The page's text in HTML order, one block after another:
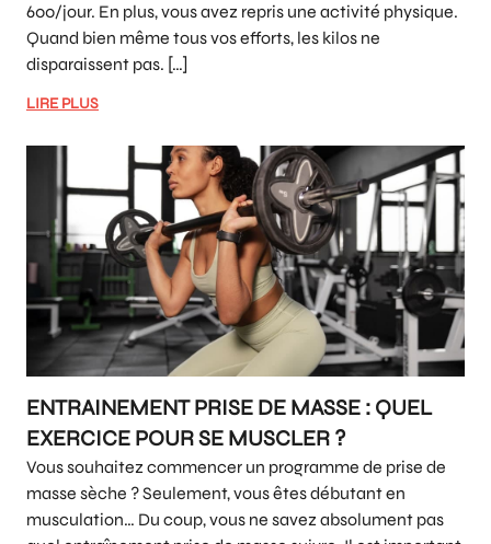
600/jour. En plus, vous avez repris une activité physique.
Quand bien même tous vos efforts, les kilos ne
disparaissent pas. […]
LIRE PLUS
ENTRAINEMENT PRISE DE MASSE : QUEL
EXERCICE POUR SE MUSCLER ?
Vous souhaitez commencer un programme de prise de
masse sèche ? Seulement, vous êtes débutant en
musculation… Du coup, vous ne savez absolument pas